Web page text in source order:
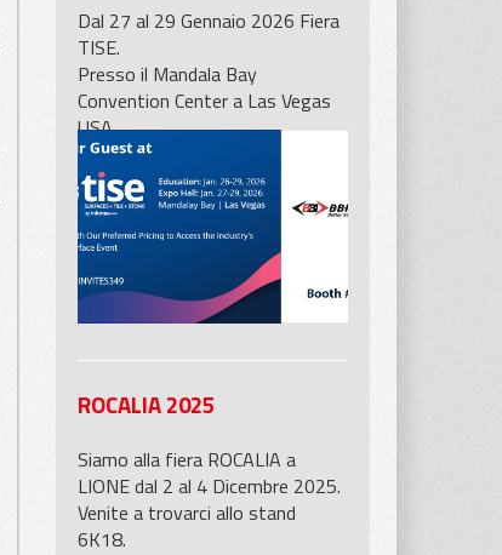
Dal 27 al 29 Gennaio 2026 Fiera
TISE.
Presso il Mandala Bay
Convention Center a Las Vegas
USA
allo stand 5601 di BB Industries
potrete trovare i nostri prodotti
ROCALIA 2025
Siamo alla fiera ROCALIA a
LIONE dal 2 al 4 Dicembre 2025.
Venite a trovarci allo stand
6K18.